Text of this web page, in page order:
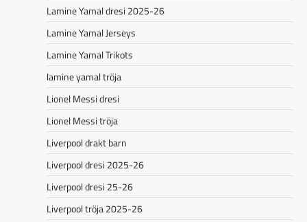
Lamine Yamal dresi 2025-26
Lamine Yamal Jerseys
Lamine Yamal Trikots
lamine yamal tröja
Lionel Messi dresi
Lionel Messi tröja
Liverpool drakt barn
Liverpool dresi 2025-26
Liverpool dresi 25-26
Liverpool tröja 2025-26